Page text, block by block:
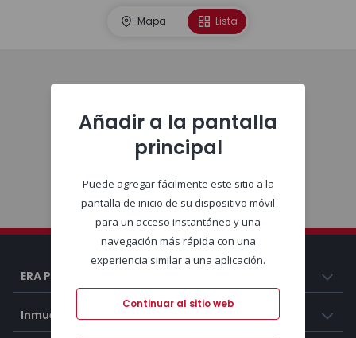
Mapa Lista
ERA Portugal
Inmuebles
Añadir a la pantalla
principal
Puede agregar fácilmente este sitio a la
pantalla de inicio de su dispositivo móvil
para un acceso instantáneo y una
navegación más rápida con una
experiencia similar a una aplicación.
Continuar al sitio web